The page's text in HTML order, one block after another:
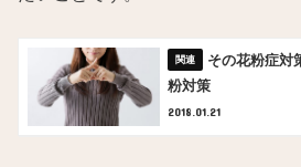
その花粉症対
粉対策
2018.01.21